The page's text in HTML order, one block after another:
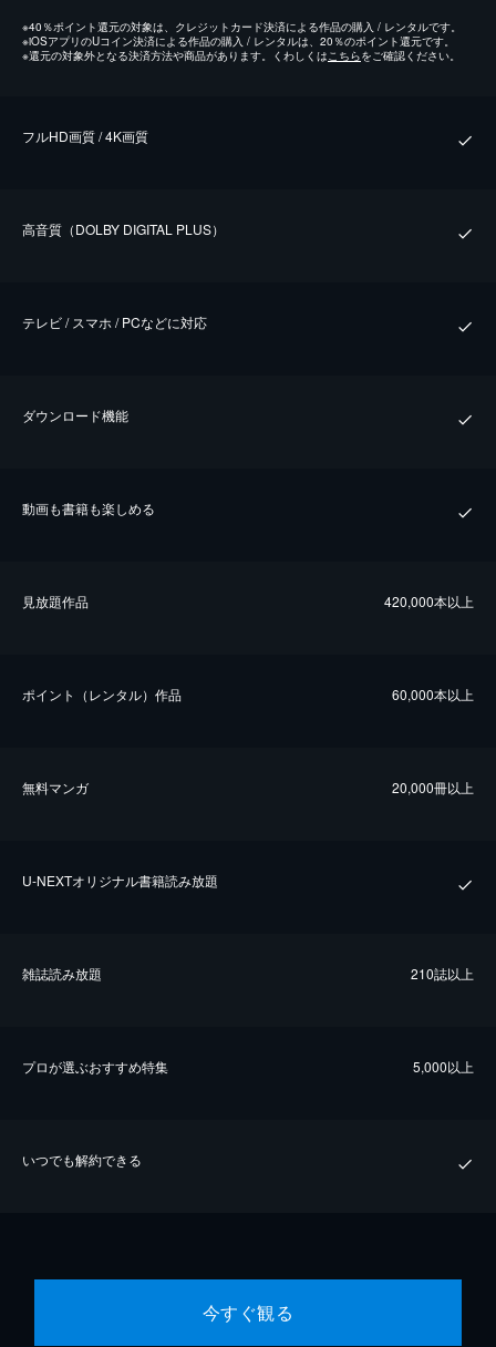
※40％ポイント還元の対象は、クレジットカード決済による作品の購入 / レンタルです。
※iOSアプリのUコイン決済による作品の購入 / レンタルは、20％のポイント還元です。
※還元の対象外となる決済方法や商品があります。くわしくはこちらをご確認ください。
フルHD画質 / 4K画質
⾼⾳質（DOLBY DIGITAL PLUS）
テレビ / スマホ / PCなどに対応
ダウンロード機能
動画も書籍も楽しめる
⾒放題作品 420,000本以上
ポイント（レンタル）作品 60,000本以上
無料マンガ 20,000冊以上
U-NEXTオリジナル書籍読み放題
雑誌読み放題 210誌以上
プロが選ぶおすすめ特集 5,000以上
いつでも解約できる
今すぐ観る